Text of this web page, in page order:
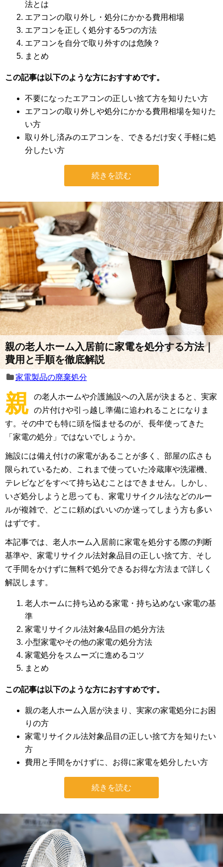
法とは
エアコンの取り外し・処分にかかる費用相場
エアコンを正しく処分する5つの方法
エアコンを自分で取り外すのは危険？
まとめ
この記事は以下のような方におすすめです。
不要になったエアコンの正しい捨て方を知りたい方
エアコンの取り外しや処分にかかる費用相場を知りた
い方
取り外し済みのエアコンを、できるだけ安く手軽に処
分したい方
続きを読む
親の老人ホーム入居前に家電を処分する方法｜
費用と手順を徹底解説
家電製品の廃棄処分
親 の老人ホームや介護施設への入居が決まると、実家
の片付けや引っ越し準備に追われることになりま
す。その中でも特に頭を悩ませるのが、長年使ってきた
「家電の処分」ではないでしょうか。
施設には備え付けの家電があることが多く、部屋の広さも
限られているため、これまで使っていた冷蔵庫や洗濯機、
テレビなどをすべて持ち込むことはできません。しかし、
いざ処分しようと思っても、家電リサイクル法などのルー
ルが複雑で、どこに頼めばいいのか迷ってしまう方も多い
はずです。
本記事では、老人ホーム入居前に家電を処分する際の判断
基準や、家電リサイクル法対象品目の正しい捨て方、そし
て手間をかけずに無料で処分できるお得な方法まで詳しく
解説します。
老人ホームに持ち込める家電・持ち込めない家電の基
準
家電リサイクル法対象4品目の処分方法
小型家電やその他の家電の処分方法
家電処分をスムーズに進めるコツ
まとめ
この記事は以下のような方におすすめです。
親の老人ホーム入居が決まり、実家の家電処分にお困
りの方
家電リサイクル法対象品目の正しい捨て方を知りたい
方
費用と手間をかけずに、お得に家電を処分したい方
続きを読む